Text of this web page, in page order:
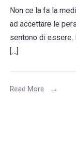
Non ce la fa la
ad accettare le
sentono di essere.
[…]
Read More